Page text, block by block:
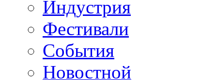
Индустрия
Фестивали
События
Новостной